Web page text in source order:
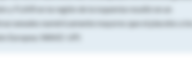
FLAIR en la región de la isquemia resultó en un
numéricamente mayores que el placebo a los
Europea; WAKE-UP)